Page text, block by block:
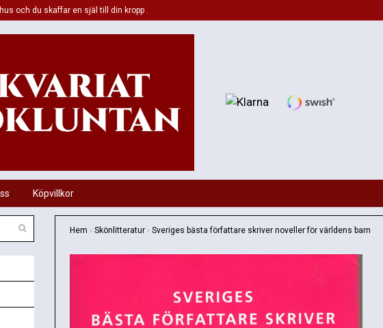
och du skaffar en själ till din kropp .
Köpvillkor
Hem › Skönlitteratur › Sveriges bästa författare skriver noveller för världens barn